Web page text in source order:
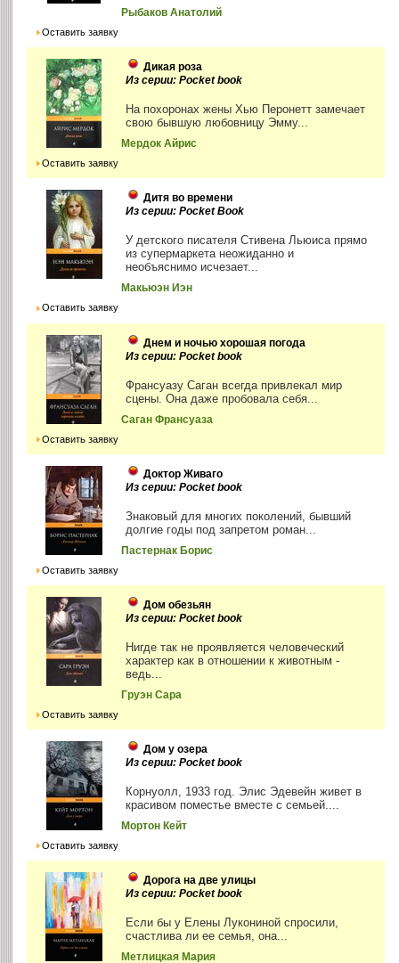
Рыбаков Анатолий
Оставить заявку
Дикая роза
Из серии: Pocket book
На похоронах жены Хью Перонетт замечает
свою бывшую любовницу Эмму...
Мердок Айрис
Оставить заявку
Дитя во времени
Из серии: Pocket Book
У детского писателя Стивена Льюиса прямо
из супермаркета неожиданно и
необъяснимо исчезает...
Макьюэн Иэн
Оставить заявку
Днем и ночью хорошая погода
Из серии: Pocket book
Франсуазу Саган всегда привлекал мир
сцены. Она даже пробовала себя...
Саган Франсуаза
Оставить заявку
Доктор Живаго
Из серии: Pocket book
Знаковый для многих поколений, бывший
долгие годы под запретом роман...
Пастернак Борис
Оставить заявку
Дом обезьян
Из серии: Pocket book
Нигде так не проявляется человеческий
характер как в отношении к животным -
ведь...
Груэн Сара
Оставить заявку
Дом у озера
Из серии: Pocket book
Корнуолл, 1933 год. Элис Эдевейн живет в
красивом поместье вместе с семьей....
Мортон Кейт
Оставить заявку
Дорога на две улицы
Из серии: Pocket book
Если бы у Елены Лукониной спросили,
счастлива ли ее семья, она...
Метлицкая Мария